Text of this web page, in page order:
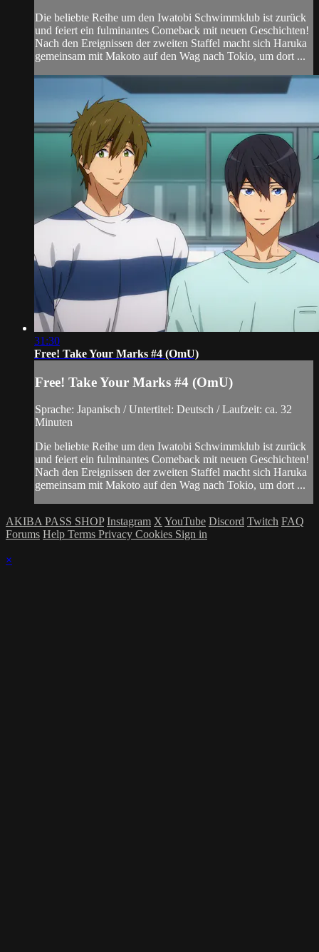
Die beliebte Reihe um den Iwatobi Schwimmklub ist zurück
und feiert ein fulminantes Comeback mit neuen Geschichten!
Nach den Ereignissen der zweiten Staffel macht sich Haruka
gemeinsam mit Makoto auf den Wag nach Tokio, um dort ...
31:30
Free! Take Your Marks #4 (OmU)
Free! Take Your Marks #4 (OmU)
Sprache: Japanisch / Untertitel: Deutsch / Laufzeit: ca. 32
Minuten
Die beliebte Reihe um den Iwatobi Schwimmklub ist zurück
und feiert ein fulminantes Comeback mit neuen Geschichten!
Nach den Ereignissen der zweiten Staffel macht sich Haruka
gemeinsam mit Makoto auf den Wag nach Tokio, um dort ...
AKIBA PASS SHOP Instagram X YouTube Discord Twitch FAQ
Forums Help Terms Privacy Cookies Sign in
×